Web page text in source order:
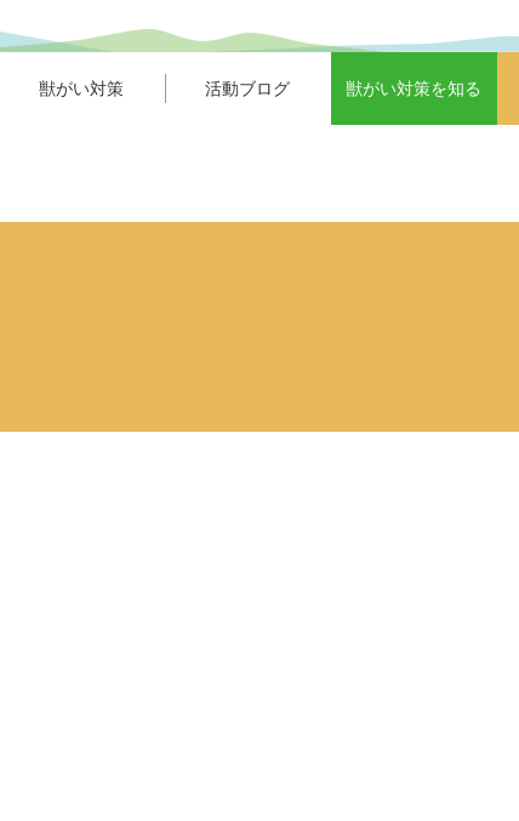
獣がい対策 活動ブログ 獣がい対策を知る